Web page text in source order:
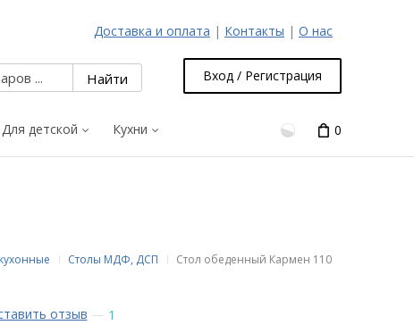
Доставка и оплата | Контакты | О нас
Вход / Регистрация
Для детской Кухни 0
Столы МДФ, ДСП
Стол обеденный Кармен 110
отзыв — 1